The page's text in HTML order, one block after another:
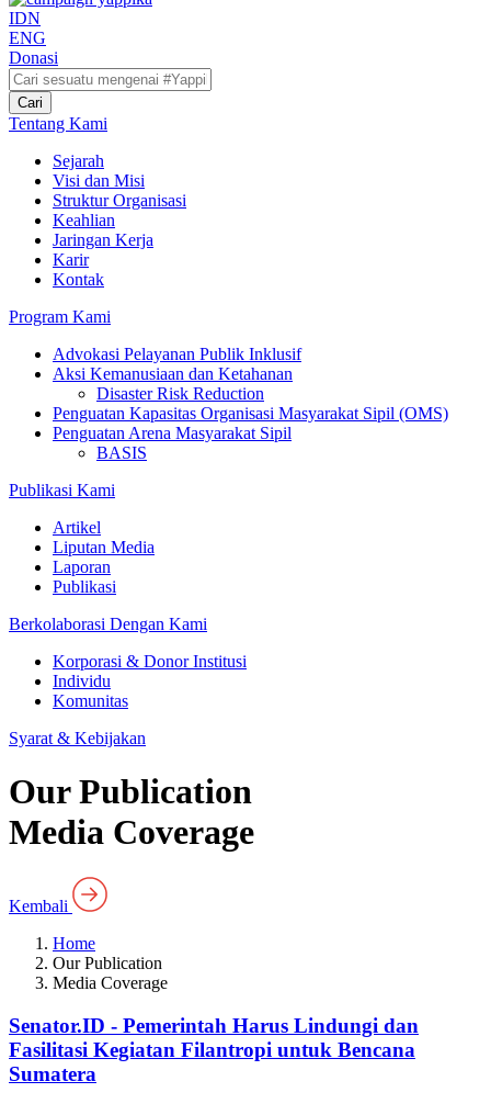
IDN
ENG
Donasi
Cari
Tentang Kami
Sejarah
Visi dan Misi
Struktur Organisasi
Keahlian
Jaringan Kerja
Karir
Kontak
Program Kami
Advokasi Pelayanan Publik Inklusif
Aksi Kemanusiaan dan Ketahanan
Disaster Risk Reduction
Penguatan Kapasitas Organisasi Masyarakat Sipil (OMS)
Penguatan Arena Masyarakat Sipil
BASIS
Publikasi Kami
Artikel
Liputan Media
Laporan
Publikasi
Berkolaborasi Dengan Kami
Korporasi & Donor Institusi
Individu
Komunitas
Syarat & Kebijakan
Our Publication
Media Coverage
Kembali
Home
Our Publication
Media Coverage
Senator.ID - Pemerintah Harus Lindungi dan
Fasilitasi Kegiatan Filantropi untuk Bencana
Sumatera